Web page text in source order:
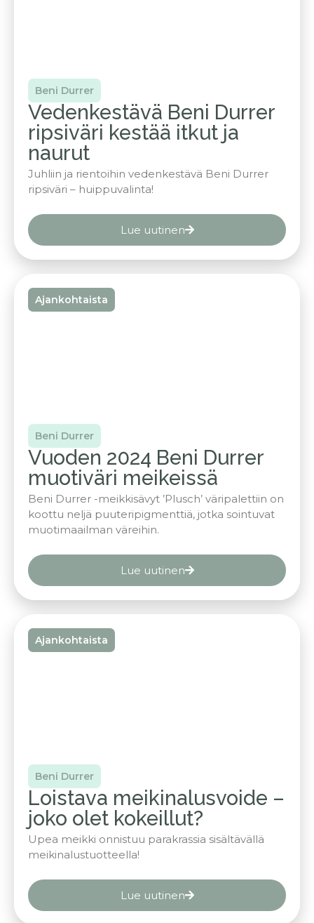
Beni Durrer
Vedenkestävä Beni Durrer
ripsiväri kestää itkut ja
naurut
Juhliin ja rientoihin vedenkestävä Beni Durrer
ripsiväri – huippuvalinta!
Lue uutinen
Ajankohtaista
Beni Durrer
Vuoden 2024 Beni Durrer
muotiväri meikeissä
Beni Durrer -meikkisävyt ’Plusch’ väripalettiin on
koottu neljä puuteripigmenttiä, jotka sointuvat
muotimaailman väreihin.
Lue uutinen
Ajankohtaista
Beni Durrer
Loistava meikinalusvoide –
joko olet kokeillut?
Upea meikki onnistuu parakrassia sisältävällä
meikinalustuotteella!
Lue uutinen